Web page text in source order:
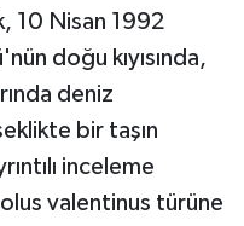
10 Nisan 1992
doğu kıyısında,
deniz
bir taşın
inceleme
valentinus türüne